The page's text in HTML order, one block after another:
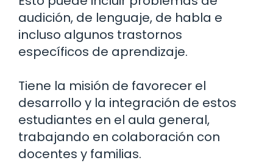
audición, de lenguaje, de habla e
incluso algunos trastornos
específicos de aprendizaje.
Tiene la misión de favorecer el
desarrollo y la integración de estos
estudiantes en el aula general,
trabajando en colaboración con
docentes y familias.